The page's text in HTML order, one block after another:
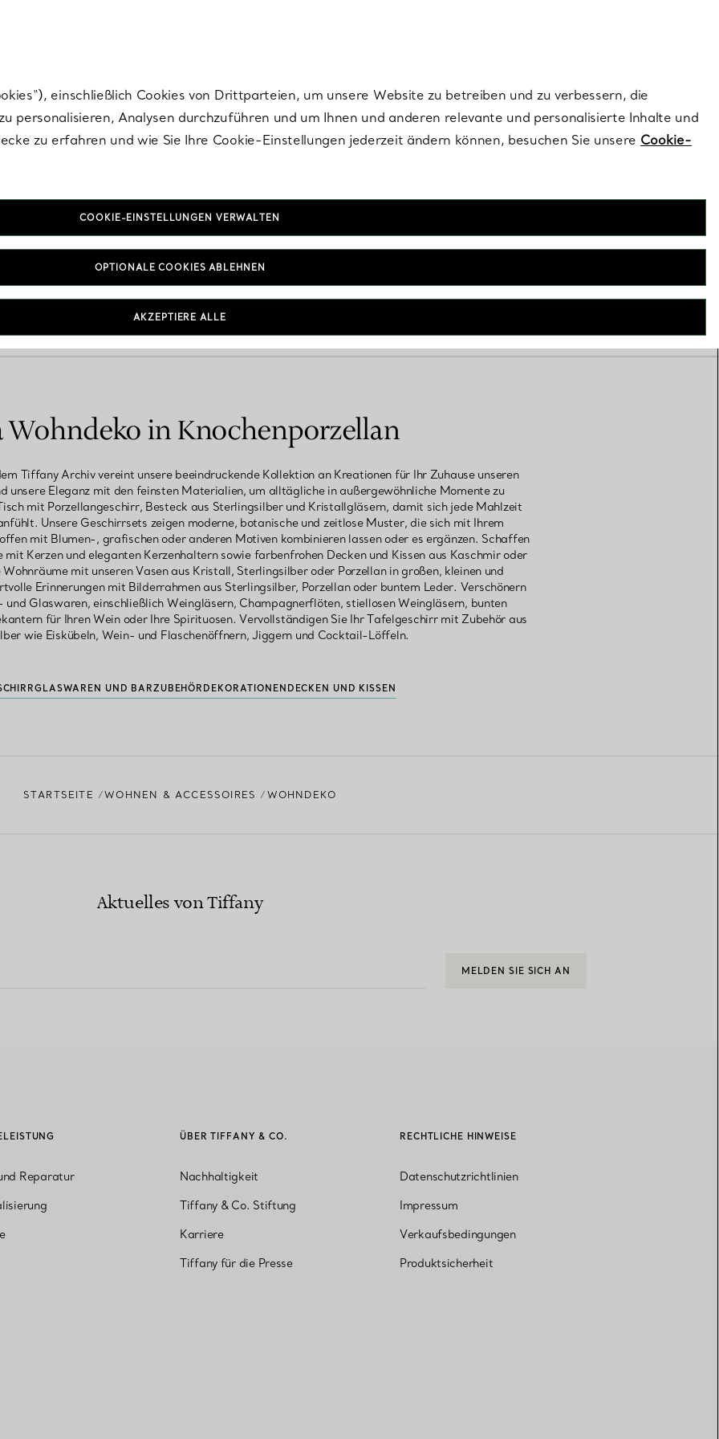
Tiffany-Diamantenexperten.
Wir haben keine Ergebnisse für Ihre Suche gefunden.
Wohndeko in Knochenporzellan
Tiffany Archiv vereint unsere beeindruckende Kollektion an Kreationen für Ihr Zuhause unseren
unsere Eleganz mit den feinsten Materialien, um alltägliche in außergewöhnliche Momente zu
mit Porzellangeschirr, Besteck aus Sterlingsilber und Kristallgläsern, damit sich jede Mahlzeit
Unsere Geschirrsets zeigen moderne, botanische und zeitlose Muster, die sich mit Ihrem
mit Blumen-, grafischen oder anderen Motiven kombinieren lassen oder es ergänzen. Schaffen
mit Kerzen und eleganten Kerzenhaltern sowie farbenfrohen Decken und Kissen aus Kaschmir oder
mit unseren Vasen aus Kristall, Sterlingsilber oder Porzellan in großen, kleinen und
Erinnerungen mit Bilderrahmen aus Sterlingsilber, Porzellan oder buntem Leder. Verschönern
Glaswaren, einschließlich Weingläsern, Champagnerflöten, stiellosen Weingläsern, bunten
für Ihren Wein oder Ihre Spirituosen. Vervollständigen Sie Ihr Tafelgeschirr mit Zubehör aus
wie Eiskübeln, Wein- und Flaschenöffnern, Jiggern und Cocktail-Löffeln.
GLASWAREN UND BARZUBEHÖR DEKORATIONEN DECKEN UND KISSEN
STARTSEITE WOHNEN & ACCESSOIRES WOHNDEKO
Aktuelles von Tiffany
MELDEN SIE SICH AN
Reparatur
ÜBER TIFFANY & CO.
Nachhaltigkeit
Tiffany & Co. Stiftung
Karriere
Tiffany für die Presse
RECHTLICHE HINWEISE
Datenschutzrichtlinien
Impressum
Verkaufsbedingungen
Produktsicherheit
einschließlich Cookies von Drittparteien, um unsere Website zu betreiben und zu verbessern, die
personalisieren, Analysen durchzuführen und um Ihnen und anderen relevante und personalisierte Inhalte und
zu erfahren und wie Sie Ihre Cookie-Einstellungen jederzeit ändern können, besuchen Sie unsere Cookie-
COOKIE-EINSTELLUNGEN VERWALTEN
OPTIONALE COOKIES ABLEHNEN
AKZEPTIERE ALLE